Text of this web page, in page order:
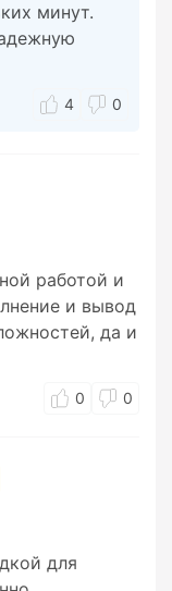
минут.
4 0
работой и
и вывод
да и
0 0
для